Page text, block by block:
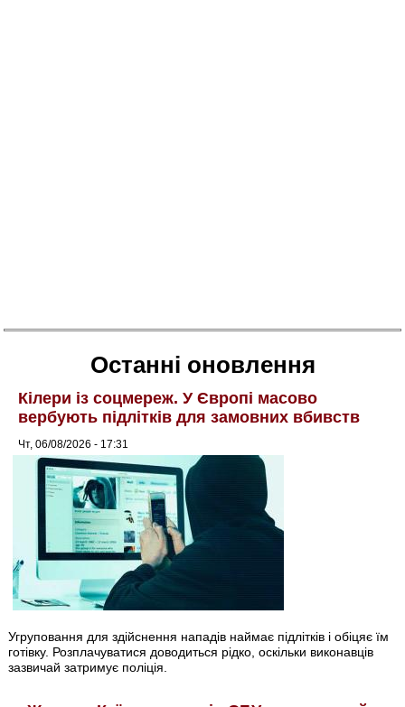
Останні оновлення
Кілери із соцмереж. У Європі масово
вербують підлітків для замовних вбивств
Чт, 06/08/2026 - 17:31
Угруповання для здійснення нападів наймає підлітків і обіцяє їм
готівку. Розплачуватися доводиться рідко, оскільки виконавців
зазвичай затримує поліція.